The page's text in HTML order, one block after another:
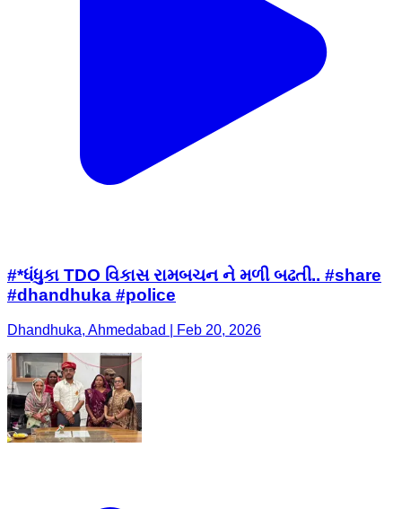
#*ધંધુકા TDO વિકાસ રામબચન ને મળી બઢતી.. #share
#dhandhuka #police
Dhandhuka, Ahmedabad | Feb 20, 2026